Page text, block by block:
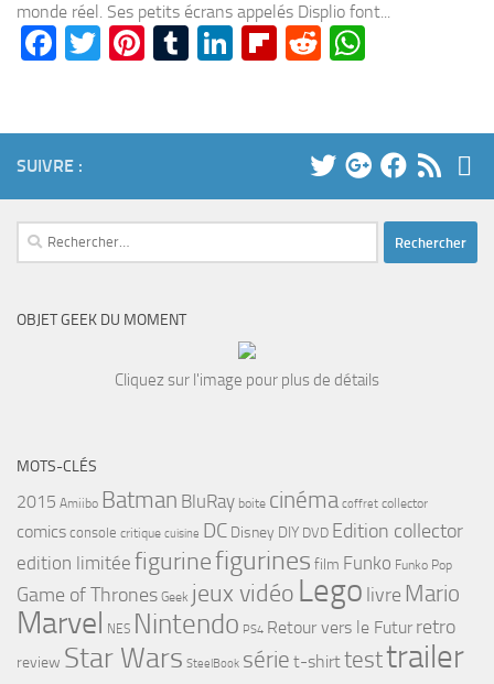
monde réel. Ses petits écrans appelés Displio font...
Facebook
Twitter
Pinterest
Tumblr
LinkedIn
Flipboard
Reddit
SUIVRE :
Rechercher :
OBJET GEEK DU MOMENT
Cliquez sur l'image pour plus de détails
MOTS-CLÉS
2015 Amiibo Batman BluRay boite cinéma coffret collector
comics console critique cuisine DC Disney DIY DVD Edition collector
edition limitée figurinefigurines film Funko Funko Pop
Game of Thrones Geek jeux vidéo Lego livre Mario
Marvel NES Nintendo PS4 Retour vers le Futur retro
review Star Wars SteelBook série t-shirttesttrailer